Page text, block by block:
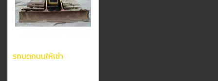
รถบดถนนให้เช่า